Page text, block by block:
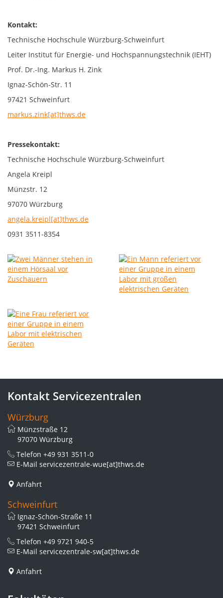
Kontakt:
Technische Hochschule Würzburg-Schweinfurt
Leiter Institut für Energie- und Hochspannungstechnik (IEHT)
Prof. Dr.-Ing. Markus H. Zink
Ignaz-Schön-Str. 11
97421 Schweinfurt
markus.zink[at]thws.de
Pressekontakt:
Technische Hochschule Würzburg-Schweinfurt
Angela Kreipl
Münzstr. 12
97070 Würzburg
angela.kreipl[at]thws.de
0931 3511-8354
Kontakt Servicezentralen
Würzburg
Münzstraße 12
97070 Würzburg
Telefon +49 931 3511-0
E-Mail servicezentrale-wue[at]thws.de
Anfahrt
Schweinfurt
Ignaz-Schön-Straße 11
97421 Schweinfurt
Telefon +49 9721 940-5
E-Mail servicezentrale-sw[at]thws.de
Anfahrt